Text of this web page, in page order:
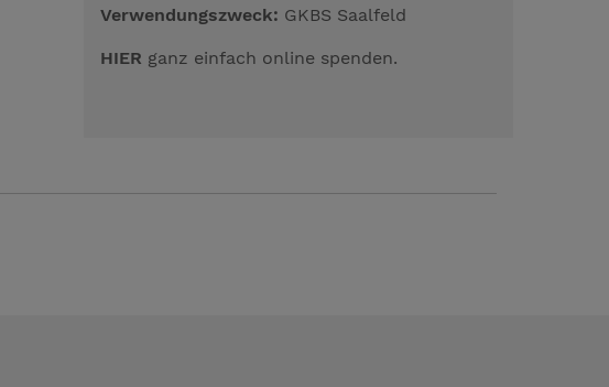
Verwendungszweck: GKBS Saalfeld
HIER ganz einfach online spenden.